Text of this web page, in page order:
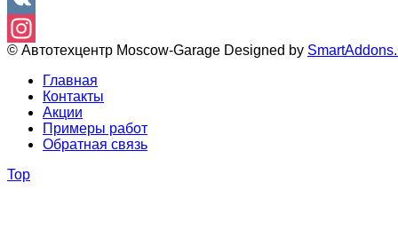
VK
Instagram
© Автотехцентр Moscow-Garage Designed by
Главная
Контакты
Акции
Примеры работ
Обратная связь
Top